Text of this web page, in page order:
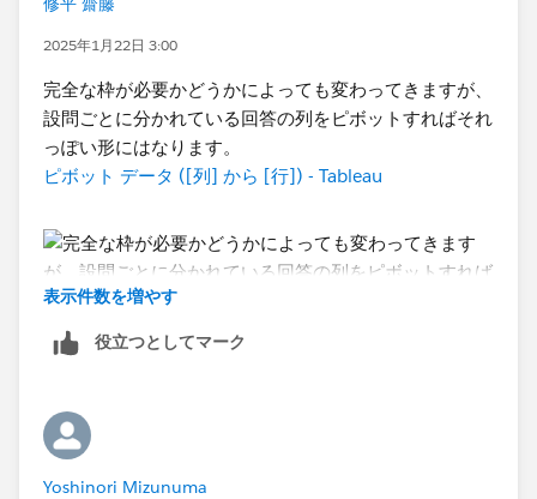
2025年1月22日 3:00
完全な枠が必要かどうかによっても変わってきますが、
設問ごとに分かれている回答の列をピボットすればそれ
っぽい形にはなります。
ピボット データ ([列] から [行]) - Tableau
表示件数を増やす
役立つとしてマーク
Yoshinori Mizunuma